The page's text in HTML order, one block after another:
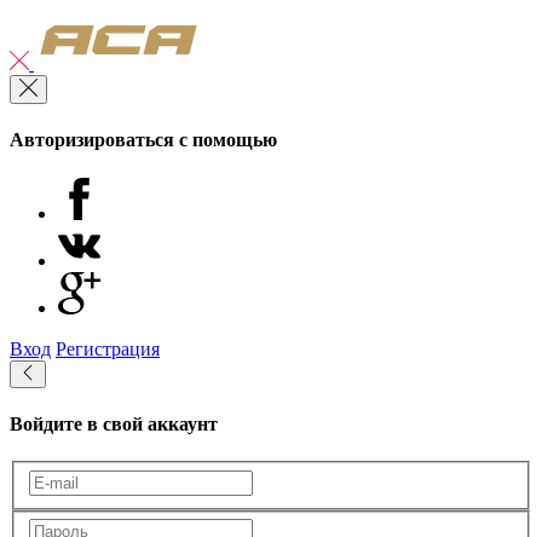
Авторизироваться с помощью
Вход Регистрация
Войдите в свой аккаунт